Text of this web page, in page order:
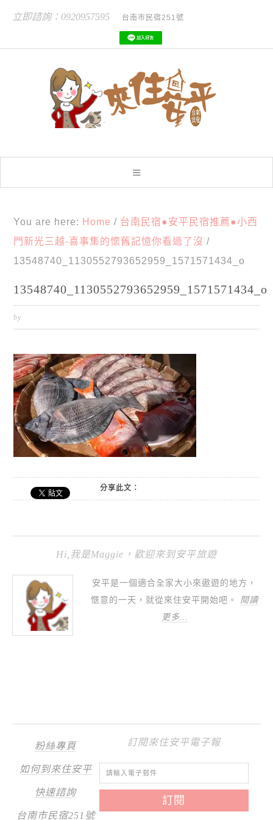
立即諮詢：0920957595 台南市民宿251號
You are here: Home / 台南民宿●安平民宿推薦●小西
門新光三越-喜事集的懷舊記憶你看過了沒 /
13548740_1130552793652959_1571571434_o
13548740_1130552793652959_1571571434_o
by
分享此文：
Hi,我是Maggie，歡迎來到安平旅遊
安平是一個適合全家大小來遨遊的地方，
愜意的一天，就從來住安平開始吧。 閱讀
更多…
粉絲專頁
如何到來住安平
快速諮詢
台南市民宿251號
訂閱來住安平電子報